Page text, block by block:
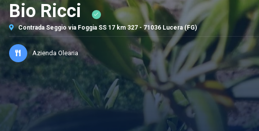
Bio Ricci
Contrada Seggio via Foggia SS 17 km 327 - 71036 Lucera (FG)
Azienda Olearia